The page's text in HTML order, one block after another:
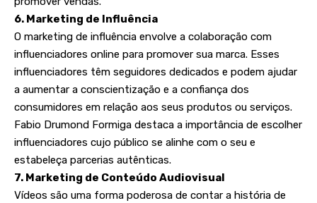
6. Marketing de Influência
O marketing de influência envolve a colaboração com
influenciadores online para promover sua marca. Esses
influenciadores têm seguidores dedicados e podem ajudar
a aumentar a conscientização e a confiança dos
consumidores em relação aos seus produtos ou serviços.
Fabio Drumond Formiga destaca a importância de escolher
influenciadores cujo público se alinhe com o seu e
estabeleça parcerias autênticas.
7. Marketing de Conteúdo Audiovisual
Vídeos são uma forma poderosa de contar a história de